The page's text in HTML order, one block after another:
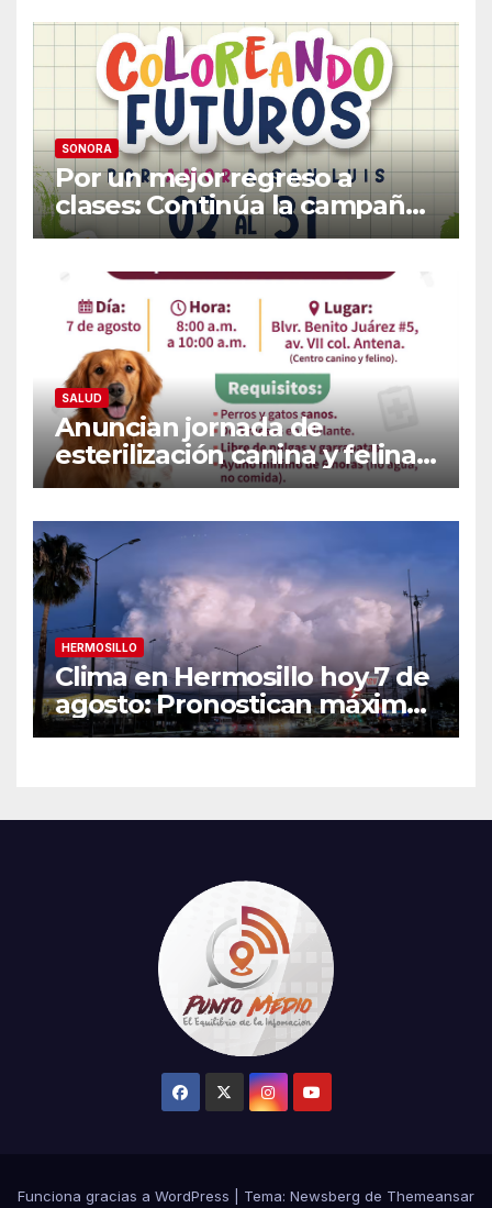
SONORA
Por un mejor regreso a
clases: Continúa la campaña
de recolección de útiles
SALUD
Anuncian jornada de
esterilización canina y felina
en Guaymas este 7 de
y sede
HERMOSILLO
Clima en Hermosillo hoy 7 de
agosto: Pronostican máxima
de 42°C, sensación térmica
Funciona gracias a WordPress Tema: Newsberg de Themeansar